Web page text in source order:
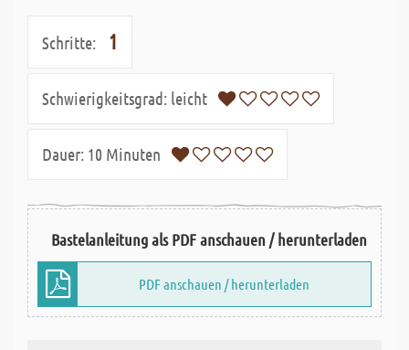
Schritte: 1
Schwierigkeitsgrad: leicht
Dauer: 10 Minuten
Bastelanleitung als PDF anschauen / herunterladen
PDF anschauen / herunterladen